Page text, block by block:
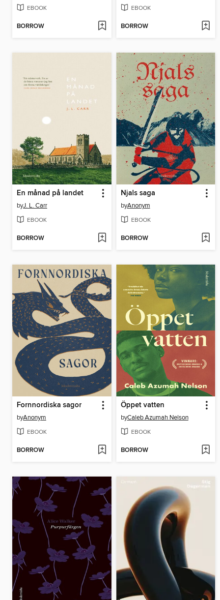
EBOOK
BORROW
EBOOK
BORROW
En månad på landet
byJ. L. Carr
EBOOK
BORROW
Njals saga
byAnonym
EBOOK
BORROW
Fornnordiska sagor
byAnonym
EBOOK
BORROW
Öppet vatten
byCaleb Azumah Nelson
EBOOK
BORROW